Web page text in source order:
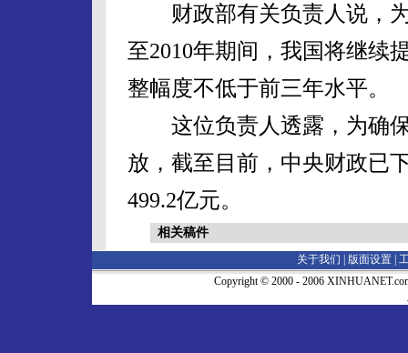
财政部有关负责人说，为
至2010年期间，我国将继续
整幅度不低于前三年水平。
这位负责人透露，为确保
放，截至目前，中央财政已
499.2亿元。
相关稿件
关于我们 | 版面设置
Copyright © 2000 - 2006